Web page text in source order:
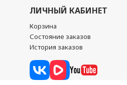
ЛИЧНЫЙ КАБИНЕТ
Корзина
Состояние заказов
История заказов